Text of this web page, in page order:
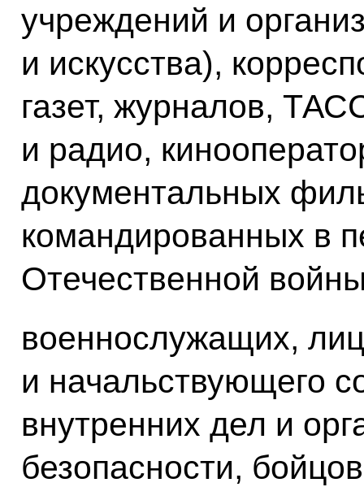
учреждений и
и искусства),
газет, журналов,
и радио,
документальных
командированных в
Отечественной
военнослужащих,
и начальствующего
внутренних дел и
безопасности,